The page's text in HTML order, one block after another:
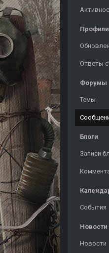
Профили
Ответы
Форумы
Темы
Блоги
Записи
События
Новости
Новости